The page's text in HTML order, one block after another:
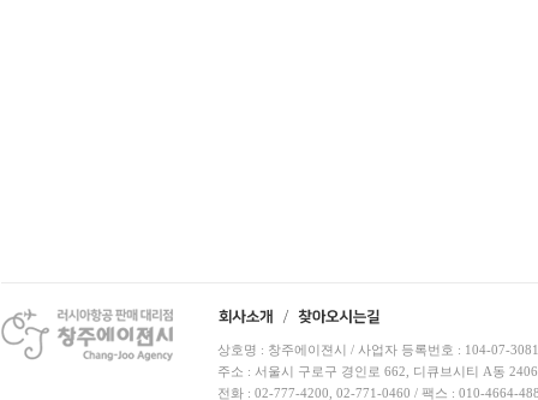
상호명 : 창주에이젼시 / 사업자 등록번호 : 104-07-
주소 : 서울시 구로구 경인로 662, 디큐브시티 A동
전화 : 02-777-4200, 02-771-0460 / 팩스 : 010-4664-